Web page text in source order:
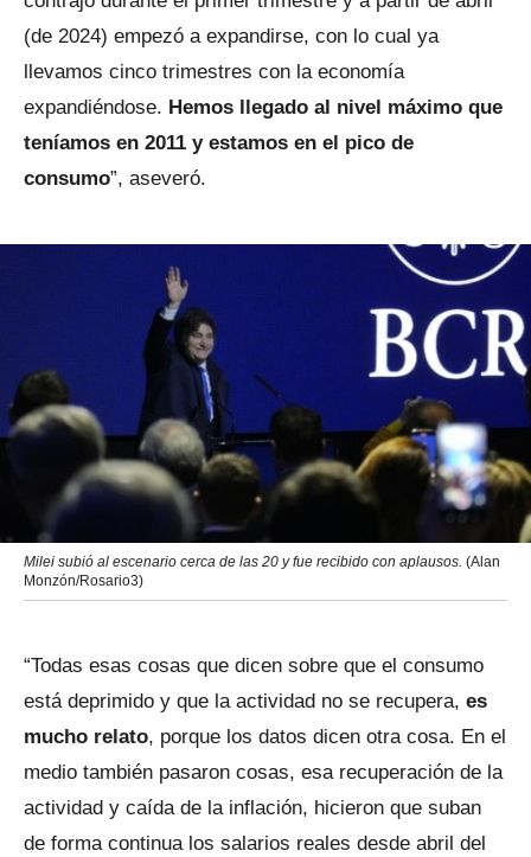
(de 2024) empezó a expandirse, con lo cual ya
llevamos cinco trimestres con la economía
expandiéndose. Hemos llegado al nivel máximo que
teníamos en 2011 y estamos en el pico de
consumo”, aseveró.
Milei subió al escenario cerca de las 20 y fue recibido con aplausos. (Alan
Monzón/Rosario3)
“Todas esas cosas que dicen sobre que el consumo
está deprimido y que la actividad no se recupera, es
mucho relato, porque los datos dicen otra cosa. En el
medio también pasaron cosas, esa recuperación de la
actividad y caída de la inflación, hicieron que suban
de forma continua los salarios reales desde abril del